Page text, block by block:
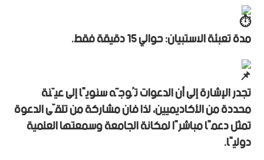
مدة تعبئة الاستبيان: حوالي 15 دقيقة فقط.
تجدر الإشارة إلى أن الدعوات تُوجَّه سنويًا إلى عيّنة
محددة من الأكاديميين، لذا فإن مشاركة من تلقّى الدعوة
تمثل دعمًا مباشرًا لمكانة الجامعة وسمعتها العلمية
دوليًا.